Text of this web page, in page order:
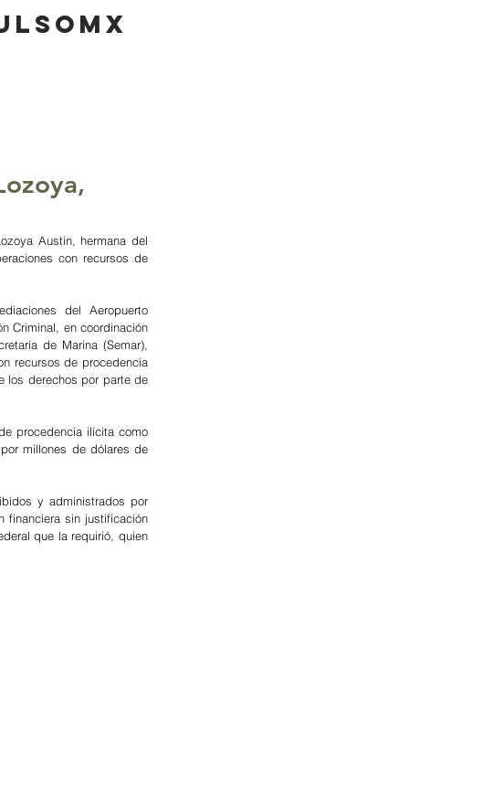
Austin, hermana del
con recursos de
del Aeropuerto
Criminal, en coordinación
de Marina (Semar),
recursos de procedencia
los derechos por parte de
procedencia ilícita como
millones de dólares de
y administrados por
financiera sin justificación
que la requirió, quien